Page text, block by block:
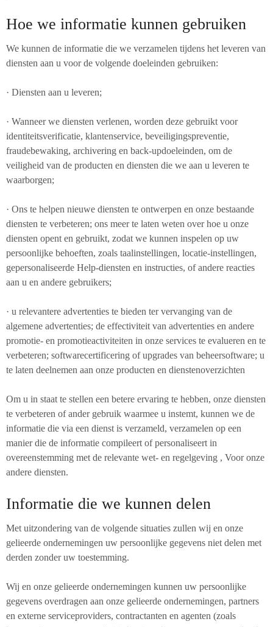
Hoe we informatie kunnen gebruiken
We kunnen de informatie die we verzamelen tijdens het leveren van
diensten aan u voor de volgende doeleinden gebruiken:
· Diensten aan u leveren;
· Wanneer we diensten verlenen, worden deze gebruikt voor
identiteitsverificatie, klantenservice, beveiligingspreventie,
fraudebewaking, archivering en back-updoeleinden, om de
veiligheid van de producten en diensten die we aan u leveren te
waarborgen;
· Ons te helpen nieuwe diensten te ontwerpen en onze bestaande
diensten te verbeteren; ons meer te laten weten over hoe u onze
diensten opent en gebruikt, zodat we kunnen inspelen op uw
persoonlijke behoeften, zoals taalinstellingen, locatie-instellingen,
gepersonaliseerde Help-diensten en instructies, of andere reacties
aan u en andere gebruikers;
· u relevantere advertenties te bieden ter vervanging van de
algemene advertenties; de effectiviteit van advertenties en andere
promotie- en promotieactiviteiten in onze services te evalueren en te
verbeteren; softwarecertificering of upgrades van beheersoftware; u
te laten deelnemen aan onze producten en dienstenoverzichten
Om u in staat te stellen een betere ervaring te hebben, onze diensten
te verbeteren of ander gebruik waarmee u instemt, kunnen we de
informatie die via een dienst is verzameld, verzamelen op een
manier die de informatie compileert of personaliseert in
overeenstemming met de relevante wet- en regelgeving , Voor onze
andere diensten.
Informatie die we kunnen delen
Met uitzondering van de volgende situaties zullen wij en onze
gelieerde ondernemingen uw persoonlijke gegevens niet delen met
derden zonder uw toestemming.
Wij en onze gelieerde ondernemingen kunnen uw persoonlijke
gegevens overdragen aan onze gelieerde ondernemingen, partners
en externe serviceproviders, contractanten en agenten (zoals